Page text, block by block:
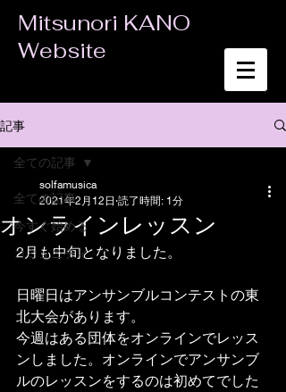
Mitsunori KANO
Website
記事
全ての記事
今すぐ始める
コミュニティ
全ての記事
オンラインレッスン
solfamusica
2021年2月12日 読了時間: 1分
2月も中旬となりました。
日曜日はアンサンブルコンテストの東
北大会があります。
今週はある団体をオンラインでレッス
ンしました。オンラインでアンサンブ
ルのレッスンをするのは初めてでした